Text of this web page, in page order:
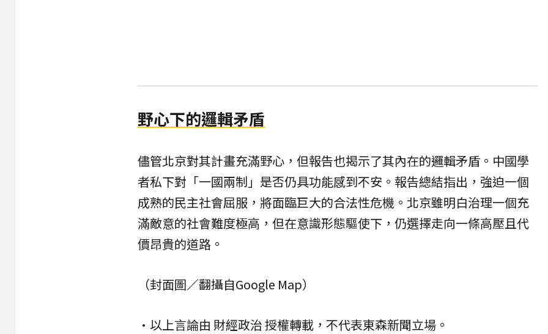
野心下的邏輯矛盾
儘管北京對其計畫充滿野心，但報告也揭示了其內在的邏輯矛盾。中國學
者私下對「一國兩制」是否仍具功能感到不安。報告總結指出，強迫一個
成熟的民主社會屈服，將面臨巨大的合法性危機。北京雖明白治理一個充
滿敵意的社會難度極高，但在意識形態驅使下，仍選擇走向一條高壓且代
價昂貴的道路。
（封面圖／翻攝自Google Map）
•以上言論由 財經政治 授權轉載，不代表東森新聞立場。